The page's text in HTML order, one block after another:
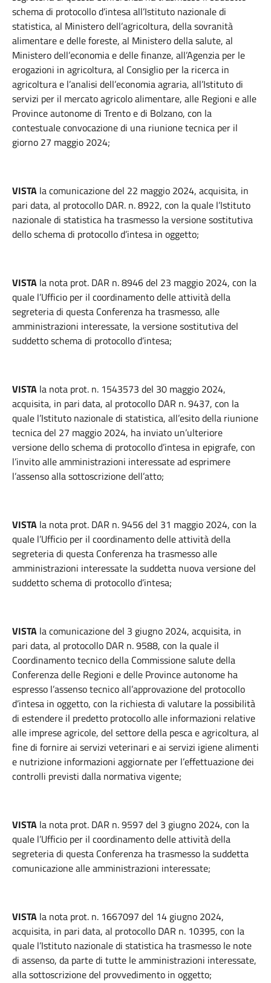
schema di protocollo d’intesa all’Istituto nazionale di
statistica, al Ministero dell’agricoltura, della sovranità
alimentare e delle foreste, al Ministero della salute, al
Ministero dell’economia e delle finanze, all’Agenzia per le
erogazioni in agricoltura, al Consiglio per la ricerca in
agricoltura e l’analisi dell’economia agraria, all’Istituto di
servizi per il mercato agricolo alimentare, alle Regioni e alle
Province autonome di Trento e di Bolzano, con la
contestuale convocazione di una riunione tecnica per il
giorno 27 maggio 2024;
VISTA la comunicazione del 22 maggio 2024, acquisita, in
pari data, al protocollo DAR. n. 8922, con la quale l’Istituto
nazionale di statistica ha trasmesso la versione sostitutiva
dello schema di protocollo d’intesa in oggetto;
VISTA la nota prot. DAR n. 8946 del 23 maggio 2024, con la
quale l’Ufficio per il coordinamento delle attività della
segreteria di questa Conferenza ha trasmesso, alle
amministrazioni interessate, la versione sostitutiva del
suddetto schema di protocollo d’intesa;
VISTA la nota prot. n. 1543573 del 30 maggio 2024,
acquisita, in pari data, al protocollo DAR n. 9437, con la
quale l’Istituto nazionale di statistica, all’esito della riunione
tecnica del 27 maggio 2024, ha inviato un’ulteriore
versione dello schema di protocollo d’intesa in epigrafe, con
l’invito alle amministrazioni interessate ad esprimere
l’assenso alla sottoscrizione dell’atto;
VISTA la nota prot. DAR n. 9456 del 31 maggio 2024, con la
quale l’Ufficio per il coordinamento delle attività della
segreteria di questa Conferenza ha trasmesso alle
amministrazioni interessate la suddetta nuova versione del
suddetto schema di protocollo d’intesa;
VISTA la comunicazione del 3 giugno 2024, acquisita, in
pari data, al protocollo DAR n. 9588, con la quale il
Coordinamento tecnico della Commissione salute della
Conferenza delle Regioni e delle Province autonome ha
espresso l’assenso tecnico all’approvazione del protocollo
d’intesa in oggetto, con la richiesta di valutare la possibilità
di estendere il predetto protocollo alle informazioni relative
alle imprese agricole, del settore della pesca e agricoltura, al
fine di fornire ai servizi veterinari e ai servizi igiene alimenti
e nutrizione informazioni aggiornate per l’effettuazione dei
controlli previsti dalla normativa vigente;
VISTA la nota prot. DAR n. 9597 del 3 giugno 2024, con la
quale l’Ufficio per il coordinamento delle attività della
segreteria di questa Conferenza ha trasmesso la suddetta
comunicazione alle amministrazioni interessate;
VISTA la nota prot. n. 1667097 del 14 giugno 2024,
acquisita, in pari data, al protocollo DAR n. 10395, con la
quale l’Istituto nazionale di statistica ha trasmesso le note
di assenso, da parte di tutte le amministrazioni interessate,
alla sottoscrizione del provvedimento in oggetto;